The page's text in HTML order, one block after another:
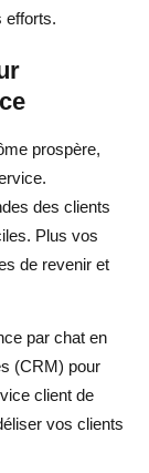
efforts.
prospère,
des clients
Plus vos
de revenir et
par chat en
(CRM) pour
client de
vos clients